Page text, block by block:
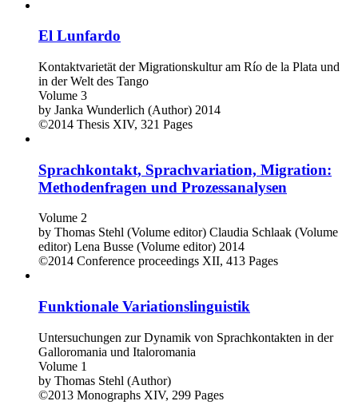
El Lunfardo
Kontaktvarietät der Migrationskultur am Río de la Plata und
in der Welt des Tango
Volume 3
by Janka Wunderlich (Author) 2014
©2014 Thesis XIV, 321 Pages
Sprachkontakt, Sprachvariation, Migration:
Methodenfragen und Prozessanalysen
Volume 2
by Thomas Stehl (Volume editor) Claudia Schlaak (Volume
editor) Lena Busse (Volume editor) 2014
©2014 Conference proceedings XII, 413 Pages
Funktionale Variationslinguistik
Untersuchungen zur Dynamik von Sprachkontakten in der
Galloromania und Italoromania
Volume 1
by Thomas Stehl (Author)
©2013 Monographs XIV, 299 Pages